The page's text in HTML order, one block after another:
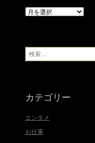
ア
ブ
検
索
カテゴリー
エンタメ
お仕事